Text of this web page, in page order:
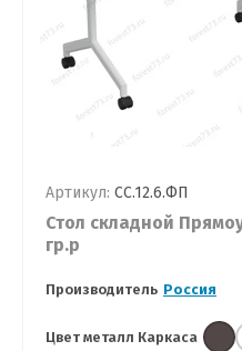
Артикул: СС.12.6.ФП
Стол складной
гр.р
Производитель Россия
Цвет металл Каркаса